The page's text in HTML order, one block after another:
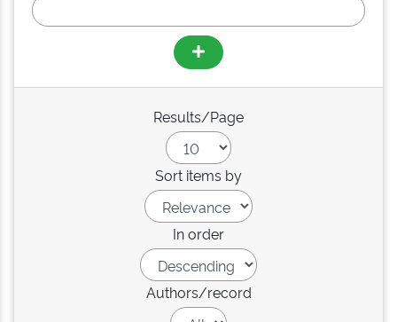
Results/Page
Sort items by
In order
Authors/record